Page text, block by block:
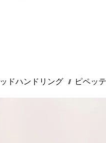
ドハンドリング /// ピペッ